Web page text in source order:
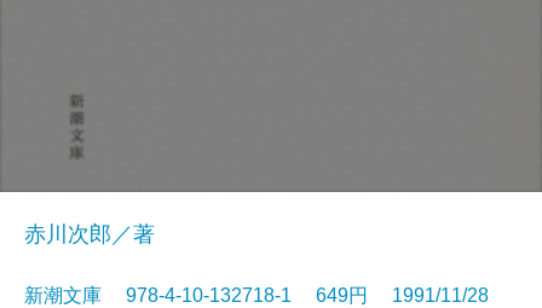
赤川次郎／著
新潮文庫 978-4-10-132718-1 649円 1991/11/28